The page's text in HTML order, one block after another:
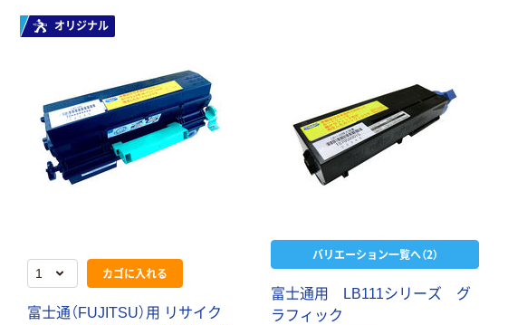
オリジナル
カゴに入れる
富士通（FUJITSU）用 リサイク
バリエーション一覧へ（2）
富士通用 LB111シリーズ グ
ラフィック